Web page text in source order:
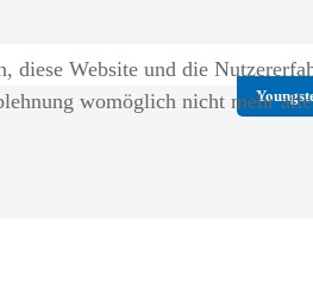
Website und die
womöglich nicht mehr